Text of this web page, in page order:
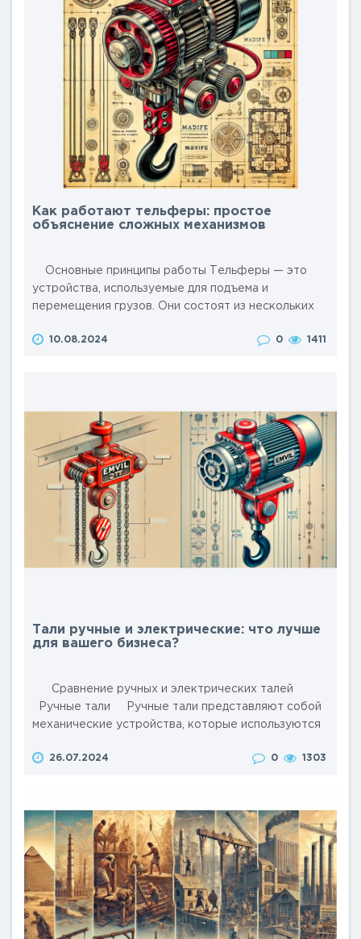
Как работают тельферы: простое
объяснение сложных механизмов
Основные принципы работы Тельферы — это
устройства, используемые для подъема и
перемещения грузов. Они состоят из нескольких
барабана или цепного механизма и системы
..
10.08.2024 0 1411
Тали ручные и электрические: что лучше
для вашего бизнеса?
Сравнение ручных и электрических талей
Ручные тали Ручные тали представляют собой
механические устройства, которые используются
за счет физической силы оператора и подходят
26.07.2024 0 1303